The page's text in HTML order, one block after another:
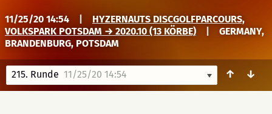
11/25/20 14:54
HYZERNAUTS DISCGOLFPARCOURS,
VOLKSPARK POTSDAM → 2020.10 (13 KÖRBE)
GERMANY,
BRANDENBURG, POTSDAM
215. Runde 11/25/20 14:54 ↑ ↓